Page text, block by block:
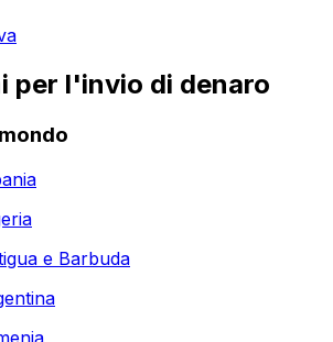
per l'invio di denaro
e Barbuda